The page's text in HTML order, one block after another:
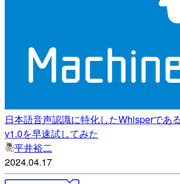
日本語音声認識に特化したWhisperであ
v1.0を早速試してみた
平井裕二
2024.04.17